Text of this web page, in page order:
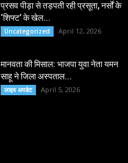
प्रसव पीड़ा से तड़पती रही प्रसूता, नर्सों के
‘शिफ्ट’ के खेल...
Uncategorized April 12, 2026
मानवता की मिसाल: भाजपा युवा नेता यमन
साहू ने जिला अस्पताल...
लाइव अपडेट April 5, 2026